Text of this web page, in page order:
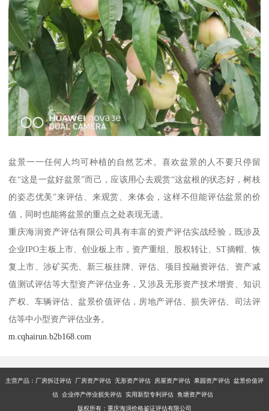
盆景一一任何人均可种植的自然艺术。喜欢盆景的人不要只停留
在“这是一盆好盆景”而己，应该用心去观赏“这盆根的状态好，树枝
的姿态优美”来评估、来观赏、来体会，这样不但能评估盆景的价
值，同时也能将盆景的重点之处表现无遗。
重庆海润资产评估有限公司具有丰富的资产评估实战经验，既涉及
企业IPO主板上市、创业板上市，资产重组、股权转让、ST摘帽、恢
复上市、涉矿买壳、新三板挂牌、评估、项目投融资评估、资产减
值测试评估等大型资产评估业务，又涉及无形资产技术增资、知识
产权、车辆评估、盆景价值评估，房地产评估、损失评估、司法评
估等中小型资产评估业务。
m.cqhairun.b2b168.com
主营产品：厂房拆迁评估 厂房资产评估 无形资产评估 房屋资产评估 果园资产评估 盆景价值评
估 企业停产停业损失评估 实用新型专利评估 鱼塘资产评估
版权所有：重庆海润价格鉴证评估有限公司